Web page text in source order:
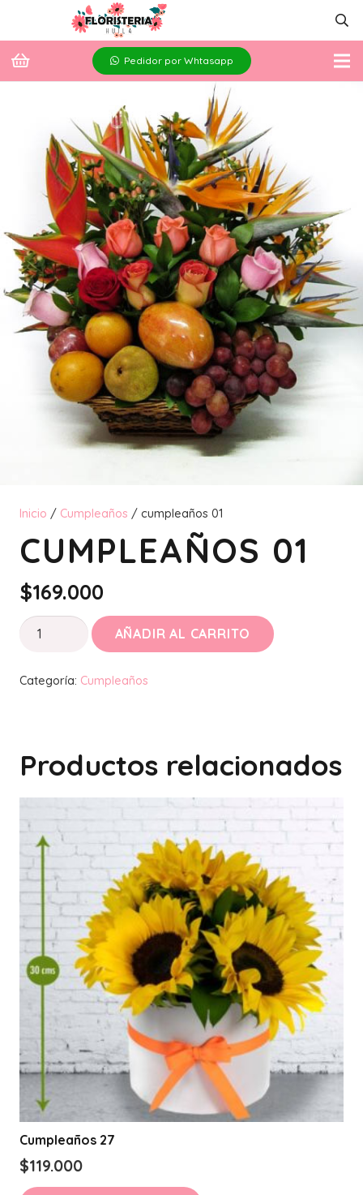
Pedidor por Whtasapp
Inicio / Cumpleaños / cumpleaños 01
CUMPLEAÑOS 01
$169.000
cumpleaños
AÑADIR AL CARRITO
Categoría: Cumpleaños
Productos relacionados
Cumpleaños 27
$119.000